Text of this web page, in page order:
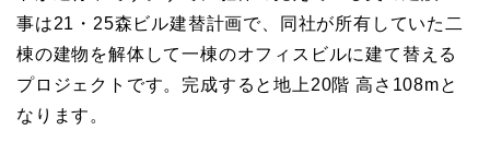
事は21・25森ビル建替計画で、同社が所有していた二
棟の建物を解体して一棟のオフィスビルに建て替える
プロジェクトです。完成すると地上20階 高さ108mと
なります。